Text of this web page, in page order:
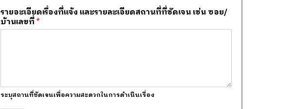
รายอะเอียดเรื่องที่แจ้ง และรายละเอียดสถานที่ที่ชัดเจน เช่น ซอย/
บ้านเลขที่*
ระบุสถานที่ชัดเจนเพื่อความสะดวกในการดำเนินเรื่อง